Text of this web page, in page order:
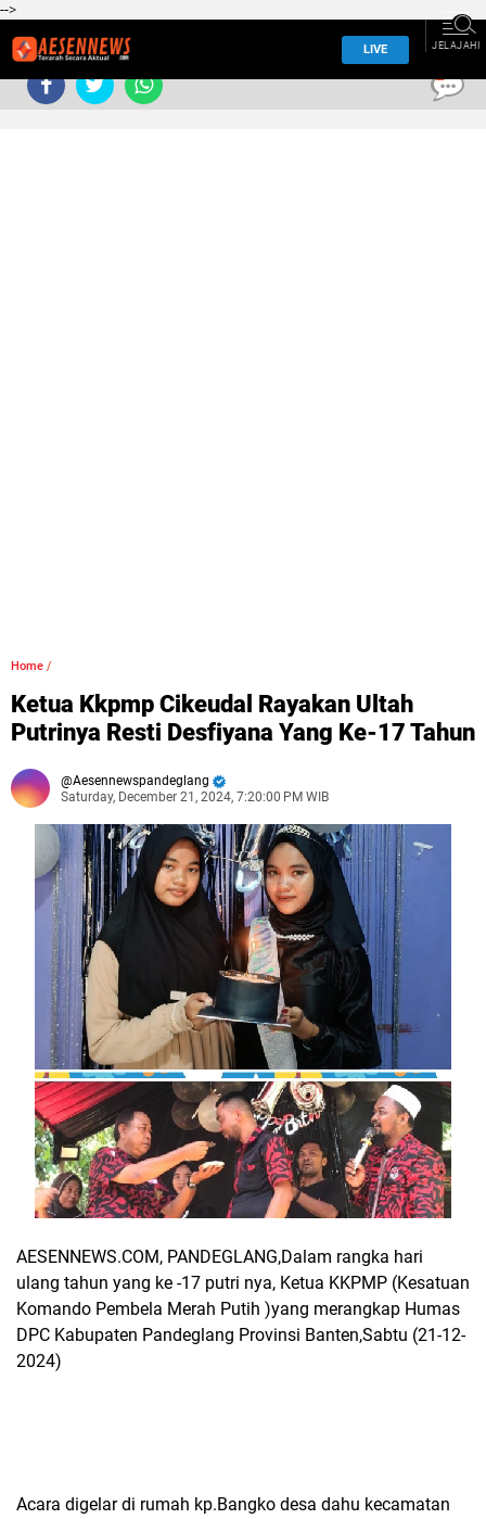
-->
LIVE JELAJAHI
Home /
Ketua Kkpmp Cikeudal Rayakan Ultah
Putrinya Resti Desfiyana Yang Ke-17 Tahun
Aesennewspandeglang
Saturday, December 21, 2024, 7:20:00 PM WIB
AESENNEWS.COM, PANDEGLANG,Dalam rangka hari
ulang tahun yang ke -17 putri nya, Ketua KKPMP (Kesatuan
Komando Pembela Merah Putih )yang merangkap Humas
DPC Kabupaten Pandeglang Provinsi Banten,Sabtu (21-12-
2024)
Acara digelar di rumah kp.Bangko desa dahu kecamatan